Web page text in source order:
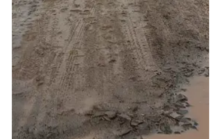
नि
र्मा
ण
की
उ
ठी
मां
ग